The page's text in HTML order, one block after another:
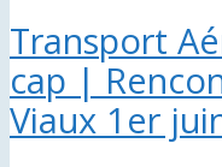
Transport
cap |
Viaux 1er